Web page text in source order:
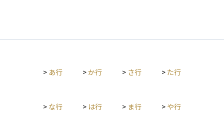
> あ行 >か行 > さ行 > た行
> な行 > は行 > ま行 > や行